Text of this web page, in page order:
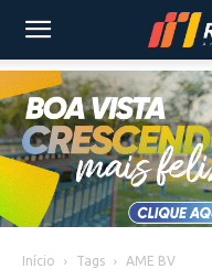
Início Tags AME BV